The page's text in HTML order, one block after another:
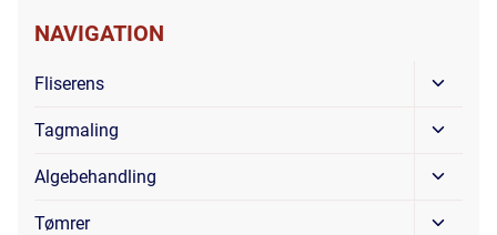
NAVIGATION
Fliserens
Skift
Tagmaling
Skift
Algebehandling
Skift
Tømrer
Skift